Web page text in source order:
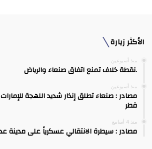
الأكثر زيارة
منذ أسبوعين
.نقطة خلاف تمنع اتفاق صنعاء والرياض
منذ أسبوعين
مصادر : صنعاء تطلق إنذار شديد اللهجة
قطر
منذ 4 أسابيع
مصادر : سيطرة الانتقالي عسكرياً على مدينة